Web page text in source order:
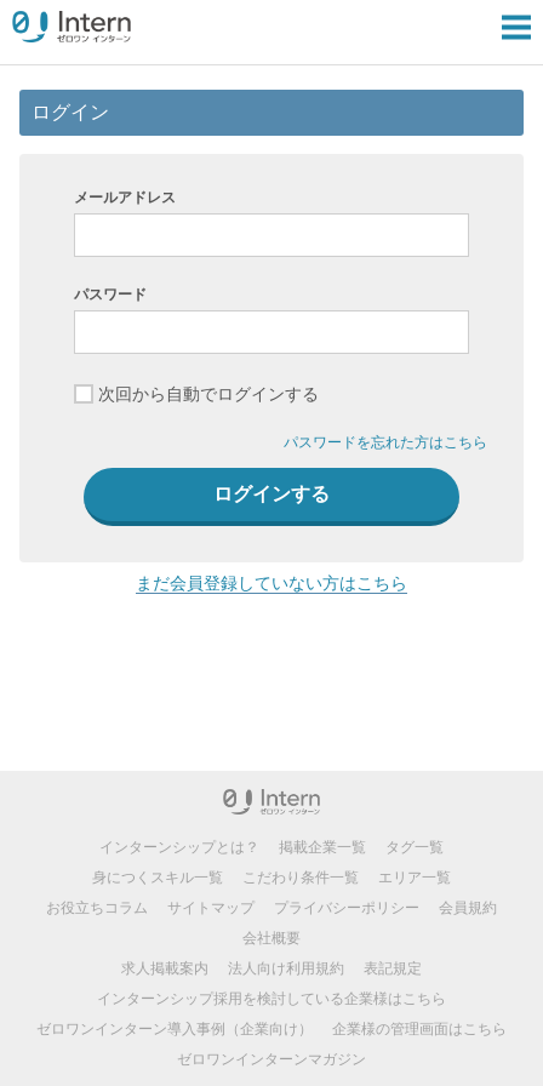
ログイン
メールアドレス
パスワード
次回から自動でログインする
パスワードを忘れた方はこちら
まだ会員登録していない方はこちら
インターンシップとは？ 掲載企業一覧
タグ一覧
身につくスキル一覧
こだわり条件一覧
エリア一覧
お役立ちコラム
サイトマップ プライバシーポリシー
会員規約
会社概要
求人掲載案内
法人向け利用規約
表記規定
インターンシップ採用を検討している企業様はこちら
ゼロワンインターン導入事例（企業向け）
企業様の管理画面はこちら
ゼロワンインターンマガジン